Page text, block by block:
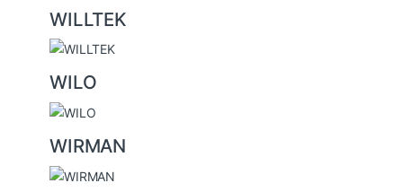
WILLTEK
WILO
WIRMAN